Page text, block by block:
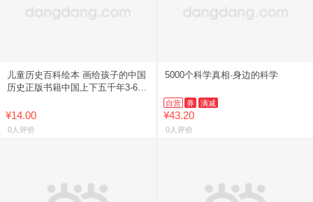
儿童历史百科绘本 画给孩子的中国
历史正版书籍中国上下五千年3-6-8-
物故事书小学幼儿园
¥14.00
0人评价
5000个科学真相·身边的科学
自营 券 满减
¥43.20
0人评价